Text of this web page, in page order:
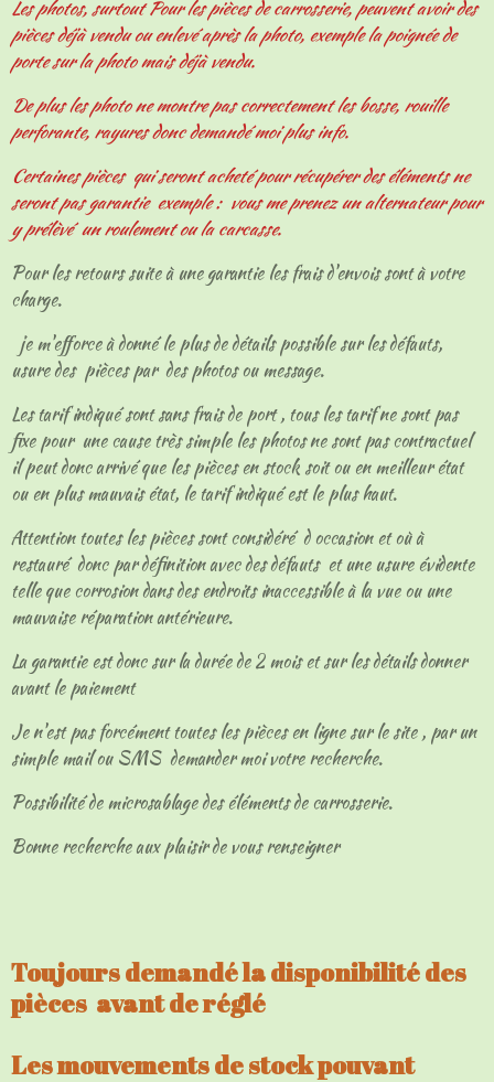
Les photos, surtout Pour les pièces de carrosserie, peuvent avoir des
pièces déjà vendu ou enlevé après la photo, exemple la poignée de
porte sur la photo mais déjà vendu.
De plus les photo ne montre pas correctement les bosse, rouille
perforante, rayures donc demandé moi plus info.
Certaines pièces qui seront acheté pour récupérer des éléments ne
seront pas garantie exemple : vous me prenez un alternateur pour
y prélèvé un roulement ou la carcasse.
Pour les retours suite à une garantie les frais d'envois sont à votre
charge.
je m'efforce à donné le plus de détails possible sur les défauts,
usure des pièces par des photos ou message.
Les tarif indiqué sont sans frais de port , tous les tarif ne sont pas
fixe pour une cause très simple les photos ne sont pas contractuel
il peut donc arrivé que les pièces en stock soit ou en meilleur état
ou en plus mauvais état, le tarif indiqué est le plus haut.
Attention toutes les pièces sont considéré d occasion et où à
restauré donc par définition avec des défauts et une usure évidente
telle que corrosion dans des endroits inaccessible à la vue ou une
mauvaise réparation antérieure.
La garantie est donc sur la durée de 2 mois et sur les détails donner
avant le paiement
Je n'est pas forcément toutes les pièces en ligne sur le site , par un
simple mail ou SMS demander moi votre recherche.
Possibilité de microsablage des éléments de carrosserie.
Bonne recherche aux plaisir de vous renseigner
Toujours demandé la disponibilité des
pièces avant de réglé
Les mouvements de stock pouvant